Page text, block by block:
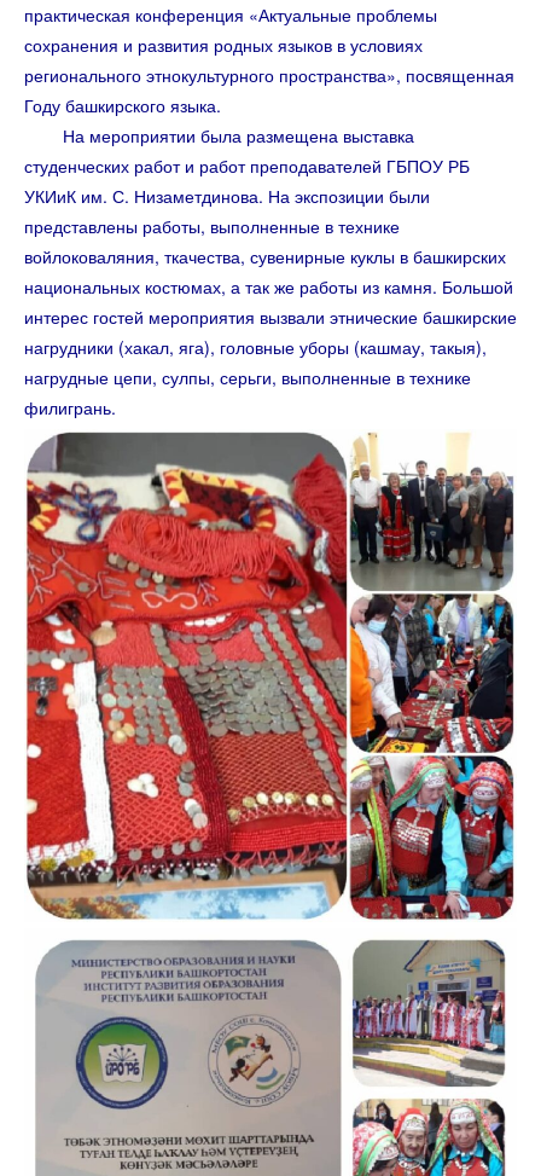
практическая конференция «Актуальные проблемы
сохранения и развития родных языков в условиях
регионального этнокультурного пространства», посвященная
Году башкирского языка.
На мероприятии была размещена выставка
студенческих работ и работ преподавателей ГБПОУ РБ
УКИиК им. С. Низаметдинова. На экспозиции были
представлены работы, выполненные в технике
войлоковаляния, ткачества, сувенирные куклы в башкирских
национальных костюмах, а так же работы из камня. Большой
интерес гостей мероприятия вызвали этнические башкирские
нагрудники (хакал, яга), головные уборы (кашмау, такыя),
нагрудные цепи, сулпы, серьги, выполненные в технике
филигрань.